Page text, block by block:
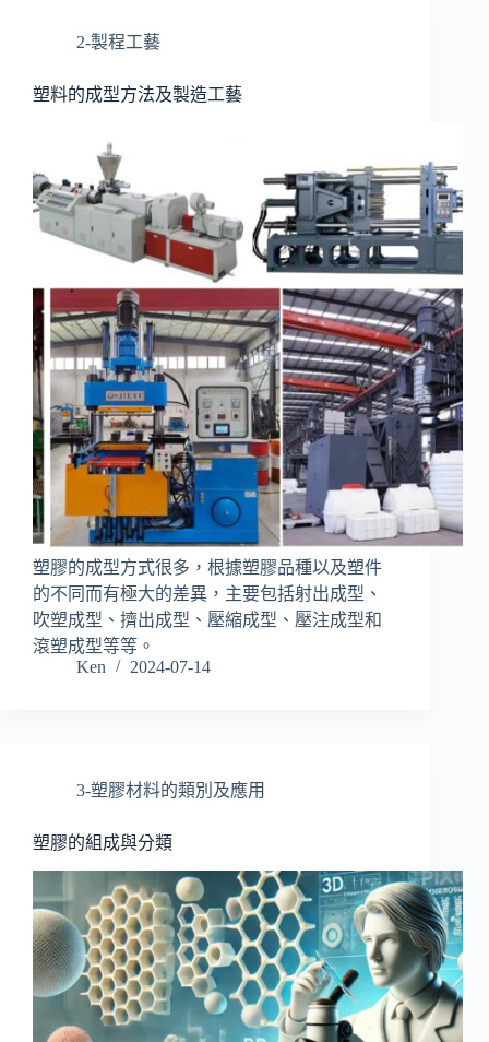
2-製程工藝
塑料的成型方法及製造工藝
塑膠的成型方式很多，根據塑膠品種以及塑件
的不同而有極大的差異，主要包括射出成型、
吹塑成型、擠出成型、壓縮成型、壓注成型和
滾塑成型等等。
Ken
2024-07-14
3-塑膠材料的類別及應用
塑膠的組成與分類